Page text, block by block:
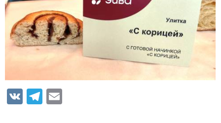
VK Telegram